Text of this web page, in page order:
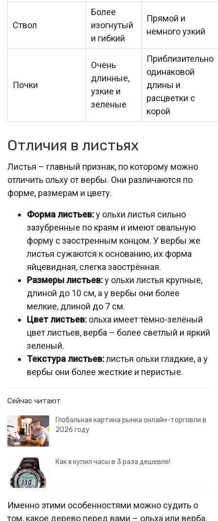
Ствол
Более
изогнутый
и гибкий
Прямой и
немного узкий
Почки
Очень
длинные,
узкие и
зеленые
Приблизительно
одинаковой
длины и
расцветки с
корой
Отличия в листьях
Листья – главный признак, по которому можно
отличить ольху от вербы. Они различаются по
форме, размерам и цвету.
Форма листьев:у ольхи листья сильно
зазубренные по краям и имеют овальную
форму с заостренным концом. У вербы же
листья сужаются к основанию, их форма
яйцевидная, слегка заострённая.
Размеры листьев:у ольхи листья крупные,
длиной до 10 см, а у вербы они более
мелкие, длиной до 7 см.
Цвет листьев: ольха имеет тёмно-зелёный
цвет листьев, верба – более светлый и яркий
зеленый.
Текстура листьев:листья ольхи гладкие, а у
вербы они более жесткие и перистые.
Сейчас читают
Глобальная картина рынка онлайн-торговли в
2026 году
Как я купил часы в 3 раза дешевле!
Именно этими особенностями можно судить о
том, какое дерево перед вами – ольха или верба.